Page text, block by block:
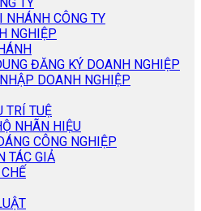
CÔNG TY
NGHIỆP
ĐĂNG KÝ DOANH NGHIỆP
DOANH NGHIỆP
TRÍ TUỆ
NHÃN HIỆU
CÔNG NGHIỆP
TÁC GIẢ